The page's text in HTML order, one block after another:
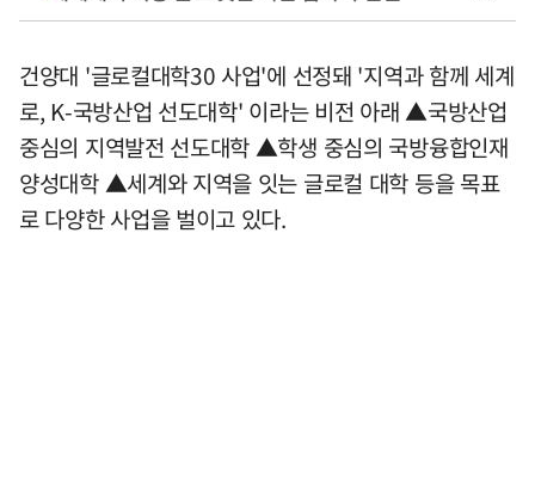
건양대 '글로컬대학30 사업'에 선정돼 '지역과 함께 세계
로, K-국방산업 선도대학' 이라는 비전 아래 ▲국방산업
중심의 지역발전 선도대학 ▲학생 중심의 국방융합인재
양성대학 ▲세계와 지역을 잇는 글로컬 대학 등을 목표
로 다양한 사업을 벌이고 있다.